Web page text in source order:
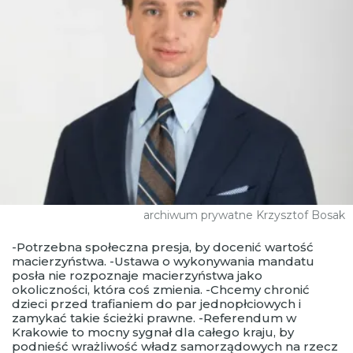
archiwum prywatne Krzysztof Bosak
-Potrzebna społeczna presja, by docenić wartość
macierzyństwa. -Ustawa o wykonywania mandatu
posła nie rozpoznaje macierzyństwa jako
okoliczności, która coś zmienia. -Chcemy chronić
dzieci przed trafianiem do par jednopłciowych i
zamykać takie ścieżki prawne. -Referendum w
Krakowie to mocny sygnał dla całego kraju, by
podnieść wrażliwość władz samorządowych na rzecz